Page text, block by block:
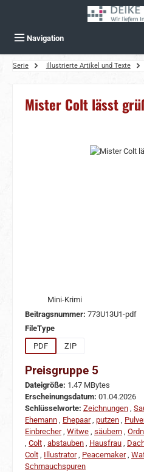
Navigation
Serie Illustrierte Artikel und Texte
Mister Colt lässt
Bildergalerie überspringen
Mini-Krimi
Beitragsnummer: 773U13U1-pdf
FileTypeauswählen
PDF
ZIP
Preisgruppe 5
Dateigröße: 1.47 MBytes
Erscheinungsdatum: 01.04.2026
Schlüsselworte: Zeichnungen ,
Ehemann , Ehepaar, putzen ,
Einbrecher, Witwe , säubern ,
, Colt , abstauben , Hausfrau ,
Colt , Illustrator, Peacemaker,
Schmauchspuren